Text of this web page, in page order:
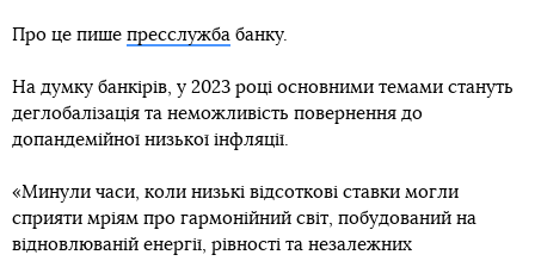
Про це пише пресслужба банку.
На думку банкірів, у 2023 році основними темами стануть
деглобалізація та неможливість повернення до
допандемійної низької інфляції.
«Минули часи, коли низькі відсоткові ставки могли
сприяти мріям про гармонійний світ, побудований на
відновлюваній енергії, рівності та незалежних